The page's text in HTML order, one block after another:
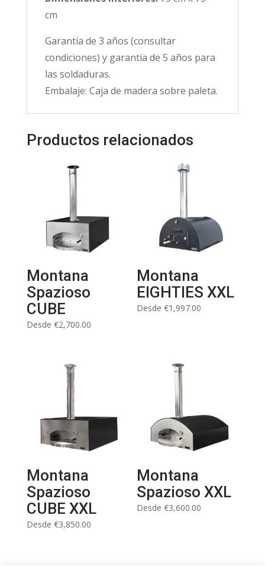
cm
Garantía de 3 años (consultar
condiciones) y garantía de 5 años para
las soldaduras.
Embalaje: Caja de madera sobre paleta.
Productos relacionados
Montana
Spazioso
CUBE
Desde €2,700.00
Montana
EIGHTIES XXL
Desde €1,997.00
Montana
Spazioso
CUBE XXL
Desde €3,850.00
Montana
Spazioso XXL
Desde €3,600.00